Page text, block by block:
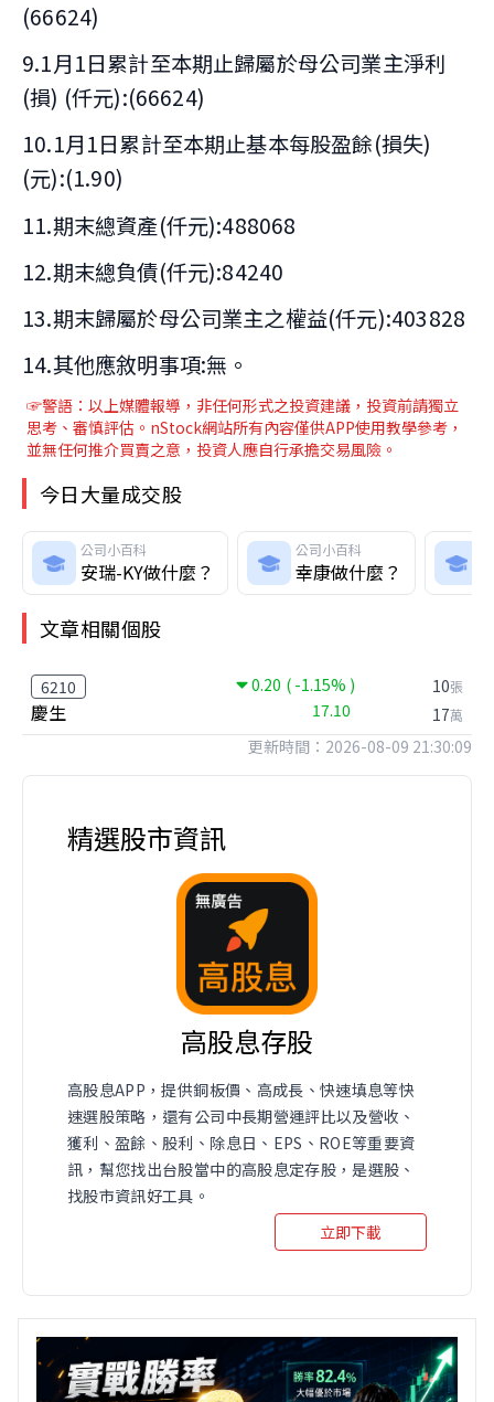
(66624)
9.1月1日累計至本期止歸屬於母公司業主淨利
(損) (仟元):(66624)
10.1月1日累計至本期止基本每股盈餘(損失)
(元):(1.90)
11.期末總資產(仟元):488068
12.期末總負債(仟元):84240
13.期末歸屬於母公司業主之權益(仟元):403828
14.其他應敘明事項:無。
☞警語：以上媒體報導 ，非任何形式之投資建議，投資前請獨立
思考、審慎評估。nStock網站所有內容僅供APP使用教學參考，
並無任何推介買賣之意，投資人應自行承擔交易風險。
今日大量成交股
公司小百科
安瑞-KY做什麼？
公司小百科
幸康做什麼？
文章相關個股
6210 0.20 ( -1.15% )
慶生 17.10
10張
17萬
更新時間：2026-08-09 21:30:09
精選股市資訊
高股息存股
高股息APP，提供銅板價、高成長、快速填息等快
速選股策略，還有公司中長期營運評比以及營收、
獲利、盈餘、股利、除息日、EPS、ROE等重要資
訊，幫您找出台股當中的高股息定存股，是選股、
找股市資訊好工具。
立即下載